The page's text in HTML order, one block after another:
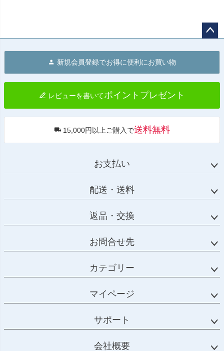
へ
新規会員登録でお得に便利にお買い物
レビューを書いてポイントプレゼント
15,000円以上ご購入で送料無料
お支払い
配送・送料
返品・交換
お問合せ先
カテゴリー
マイページ
サポート
会社概要